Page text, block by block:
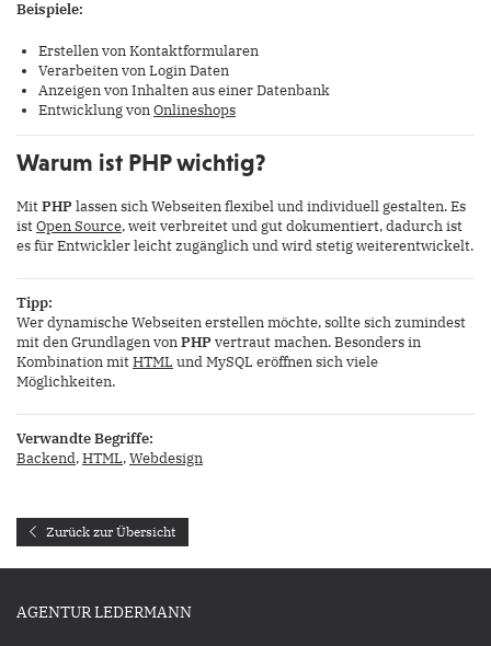
Beispiele:
Erstellen von Kontaktformularen
Verarbeiten von Login Daten
Anzeigen von Inhalten aus einer Datenbank
Entwicklung vonOnlineshops
Warum ist PHP wichtig?
MitPHP lassen sich Webseiten flexibel und individuell gestalten. Es
istOpen Source, weit verbreitet und gut dokumentiert, dadurch ist
es für Entwickler leicht zugänglich und wird stetig weiterentwickelt.
Tipp:
Wer dynamische Webseiten erstellen möchte, sollte sich zumindest
mit den Grundlagen vonPHP vertraut machen. Besonders in
Kombination mitHTML und MySQL eröffnen sich viele
Möglichkeiten.
Verwandte Begriffe:
Backend,HTML,Webdesign
Zurück zur Übersicht
AGENTUR LEDERMANN